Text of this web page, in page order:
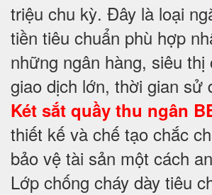
triệu chu kỳ. Đây là loại
tiền tiêu chuẩn phù hợp
những ngân hàng, siêu thị
giao dịch lớn, thời gian sử
Két sắt quầy thu ngân
thiết kế và chế tạo chắc
bảo vệ tài sản một cách
Lớp chống cháy dày tiêu